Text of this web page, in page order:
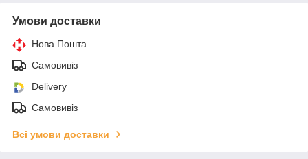
Умови доставки
Нова Пошта
Самовивіз
Delivery
Самовивіз
Всі умови доставки